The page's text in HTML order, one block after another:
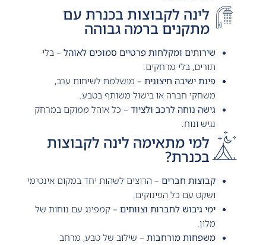
לינה לקבוצות בכנרת עם
מתקנים ברמה גבוהה
שירותים ומקלחות פרטיים סמוכים לאוהל– בלי
תורים, בלי מרחקים.
פינת ישיבה חיצונית – מושלמת לשיחות ערב,
משחקי חברה או בישול משותף בטבע.
גישה נוחה לרכב ולציוד– כל אוהל ממוקם במרחק
נגיש ונוח.
למי מתאימה לינה לקבוצות
בכנרת?
קבוצות חברים– הרוצים לשהות יחד במקום אינטימי
ושקט עם כל הפינוקים.
ימי גיבוש לחברות וצוותים– קמפינג עם נוחות של
מלון.
משפחות מורחבות – שילוב של טבע, מרחב